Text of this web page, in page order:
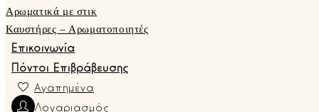
Αρωματικά με στικ
Καυστήρες – Αρωματοποιητές
Επικοινωνία
Πόντοι Επιβράβευσης
Αγαπημένα
Λογαριασμός